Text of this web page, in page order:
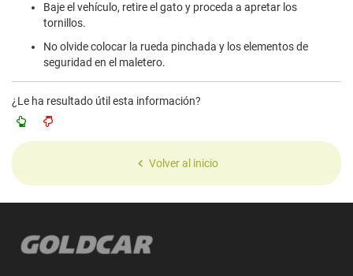
Baje el vehículo, retire el gato y proceda a apretar los
tornillos.
No olvide colocar la rueda pinchada y los elementos de
seguridad en el maletero.
¿Le ha resultado útil esta información?
Volver al inicio